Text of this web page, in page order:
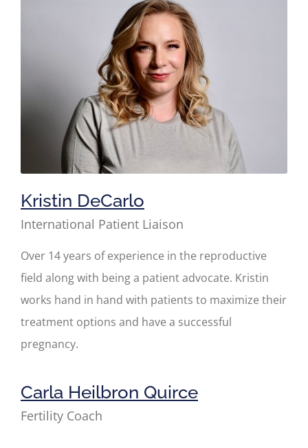
Kristin DeCarlo
International Patient Liaison
Over 14 years of experience in the reproductive
field along with being a patient advocate. Kristin
works hand in hand with patients to maximize their
treatment options and have a successful
pregnancy.
Carla Heilbron Quirce
Fertility Coach